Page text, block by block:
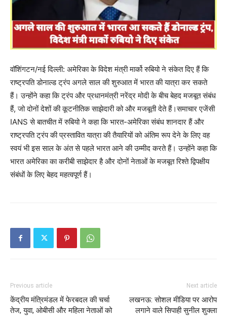
वॉशिंगटन/नई दिल्ली: अमेरिका के विदेश मंत्री मार्को रुबियो ने संकेत दिए हैं कि
राष्ट्रपति डोनाल्ड ट्रंप अगले साल की शुरुआत में भारत की यात्रा कर सकते
हैं। उन्होंने कहा कि ट्रंप और प्रधानमंत्री नरेंद्र मोदी के बीच बेहद मजबूत संबंध
हैं, जो दोनों देशों की कूटनीतिक साझेदारी को और मजबूती देते हैं।समाचार एजेंसी
IANS से बातचीत में रुबियो ने कहा कि भारत-अमेरिका संबंध शानदार हैं और
राष्ट्रपति ट्रंप की प्रस्तावित यात्रा की तैयारियों को अंतिम रूप देने के लिए वह
स्वयं भी इस साल के अंत से पहले भारत आने की उम्मीद करते हैं। उन्होंने कहा कि
भारत अमेरिका का करीबी साझेदार है और दोनों नेताओं के मजबूत रिश्ते द्विपक्षीय
संबंधों के लिए बेहद महत्वपूर्ण हैं।
Previous article
केंद्रीय मंत्रिमंडल में फेरबदल की चर्चा
तेज, युवा, ओबीसी और महिला नेताओं को
Next article
लखनऊ: सोशल मीडिया पर आरोप
लगाने वाले सिपाही सुनील शुक्ला